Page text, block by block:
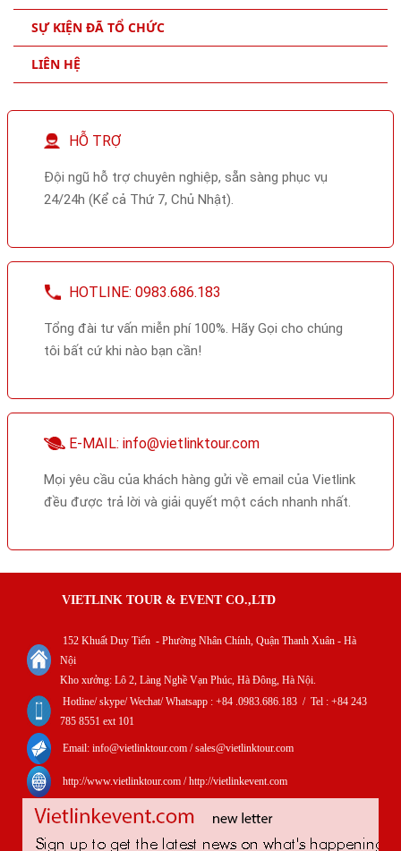
SỰ KIỆN ĐÃ TỔ CHỨC
LIÊN HỆ
HỖ TRỢ
Đội ngũ hỗ trợ chuyên nghiệp, sẵn sàng phục vụ
24/24h (Kể cả Thứ 7, Chủ Nhật).
HOTLINE: 0983.686.183
Tổng đài tư vấn miễn phí 100%. Hãy Gọi cho chúng
tôi bất cứ khi nào bạn cần!
E-MAIL: info@vietlinktour.com
Mọi yêu cầu của khách hàng gửi về email của Vietlink
đều được trả lời và giải quyết một cách nhanh nhất.
VIETLINK TOUR & EVENT CO.,LTD
152 Khuất Duy Tiến - Phường Nhân Chính, Quận Thanh Xuân - Hà
Nội
Kho xưởng: Lô 2, Làng Nghề Vạn Phúc, Hà Đông, Hà Nội.
Hotline/ skype/ Wechat/ Whatsapp : +84 .0983.686.183 / Tel : +84 243
785 8551 ext 101
Email: info@vietlinktour.com / sales@vietlinktour.com
http://www.vietlinktour.com / http://vietlinkevent.com